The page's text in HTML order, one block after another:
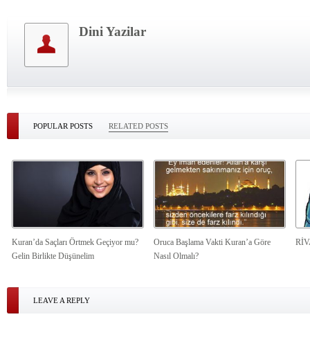
Dini Yazilar
POPULAR POSTS RELATED POSTS
Kuran’da Saçları Örtmek Geçiyor mu?
Gelin Birlikte Düşünelim
Oruca Başlama Vakti Kuran’a Göre
Nasıl Olmalı?
LEAVE A REPLY